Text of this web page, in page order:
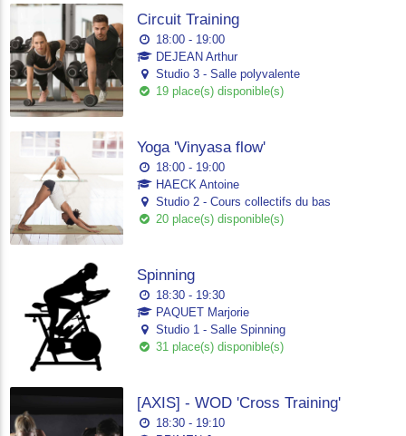
Circuit Training
18:00 - 19:00
DEJEAN Arthur
Studio 3 - Salle polyvalente
19 place(s) disponible(s)
Yoga 'Vinyasa flow'
18:00 - 19:00
HAECK Antoine
Studio 2 - Cours collectifs du bas
20 place(s) disponible(s)
Spinning
18:30 - 19:30
PAQUET Marjorie
Studio 1 - Salle Spinning
31 place(s) disponible(s)
[AXIS] - WOD 'Cross Training'
18:30 - 19:10